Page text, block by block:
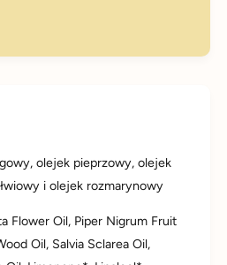
olejek pieprzowy, olejek
i olejek rozmarynowy
Flower Oil, Piper Nigrum Fruit
Oil, Salvia Sclarea Oil,